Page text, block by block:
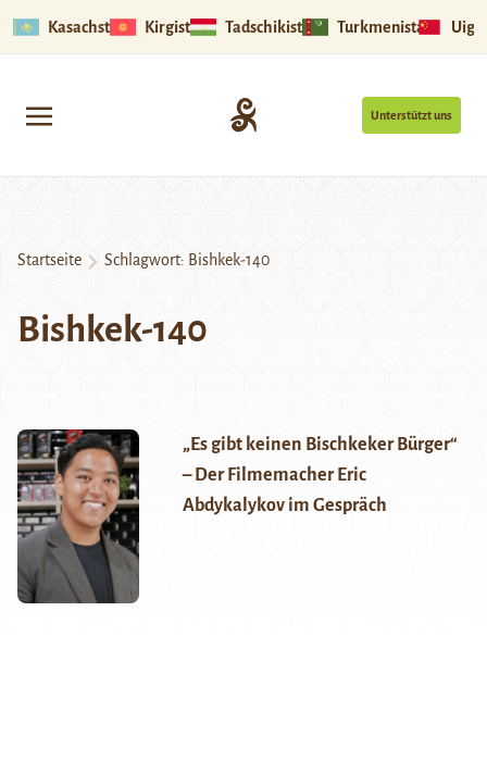
Kasachstan Kirgistan Tadschikistan Turkmenistan
Unterstützt uns
Startseite Schlagwort: Bishkek-140
Bishkek-140
„Es gibt keinen Bischkeker Bürger“
– Der Filmemacher Eric
Abdykalykov im Gespräch